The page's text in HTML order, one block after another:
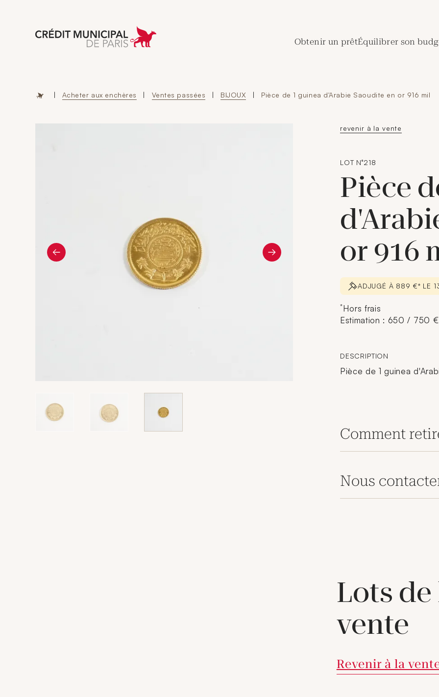
Aller à l'accueil de Crédit Municipal de Paris
Obtenir un prêtÉquilibrer son
| Acheter aux enchères | Ventes passées | BIJOUX | Pièce de 1 guinea d'Arabie Saoudite en or 916 mil
revenir à la vente
LOT N°218
Pièce
or 916
ADJUGÉ À 889 €* LE
*Hors frais
Estimation : 650 / 750 €
DESCRIPTION
Pièce de 1 guinea
Comment
Nous
Lots de
vente
Revenir à la